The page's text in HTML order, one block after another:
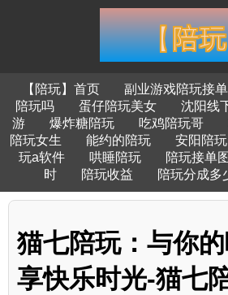
【陪玩】首页 副业游戏陪玩接单
陪玩吗
蛋仔陪玩美女 沈阳线
游
爆炸糖陪玩 吃鸡陪玩哥
陪玩女生
能约的陪玩 安阳陪玩
玩a软件
哄睡陪玩 陪玩接单
时
陪玩收益 陪玩分成多
猫七陪玩：与你
享快乐时光-猫七